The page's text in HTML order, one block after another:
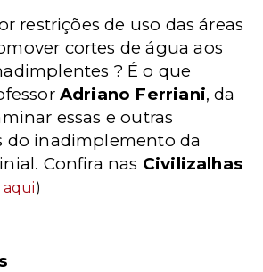
restrições de uso das áreas
cortes de água aos
? É o que
Adriano Ferriani, da
essas e outras
do inadimplemento da
Confira nas Civilizalhas
)